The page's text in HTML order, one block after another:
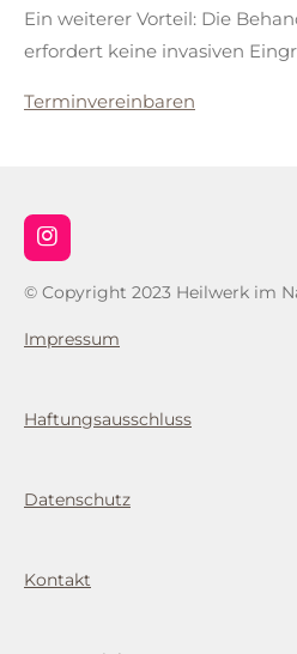
Ein weiterer Vorteil: Die
erfordert keine invasiven
Terminvereinbaren
I
n
s
a
g
m
© Copyright 2023 Heilwerk im
Impressum
Haftungsausschluss
Datenschutz
Kontakt